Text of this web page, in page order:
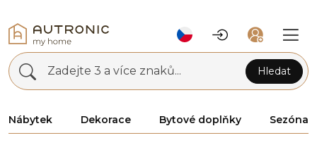
Zadejte 3 a více znaků... Hledat
Nábytek Dekorace Bytové doplňky Sezóna